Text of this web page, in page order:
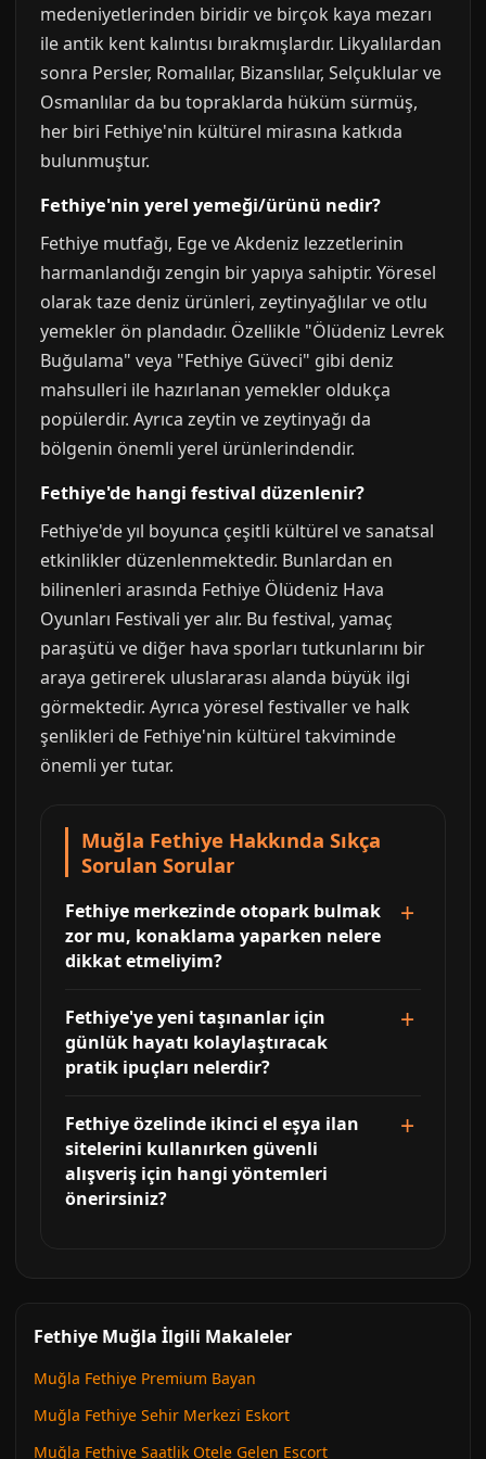
medeniyetlerinden biridir ve birçok kaya mezarı
ile antik kent kalıntısı bırakmışlardır. Likyalılardan
sonra Persler, Romalılar, Bizanslılar, Selçuklular ve
Osmanlılar da bu topraklarda hüküm sürmüş,
her biri Fethiye'nin kültürel mirasına katkıda
bulunmuştur.
Fethiye'nin yerel yemeği/ürünü nedir?
Fethiye mutfağı, Ege ve Akdeniz lezzetlerinin
harmanlandığı zengin bir yapıya sahiptir. Yöresel
olarak taze deniz ürünleri, zeytinyağlılar ve otlu
yemekler ön plandadır. Özellikle "Ölüdeniz Levrek
Buğulama" veya "Fethiye Güveci" gibi deniz
mahsulleri ile hazırlanan yemekler oldukça
popülerdir. Ayrıca zeytin ve zeytinyağı da
bölgenin önemli yerel ürünlerindendir.
Fethiye'de hangi festival düzenlenir?
Fethiye'de yıl boyunca çeşitli kültürel ve sanatsal
etkinlikler düzenlenmektedir. Bunlardan en
bilinenleri arasında Fethiye Ölüdeniz Hava
Oyunları Festivali yer alır. Bu festival, yamaç
paraşütü ve diğer hava sporları tutkunlarını bir
araya getirerek uluslararası alanda büyük ilgi
görmektedir. Ayrıca yöresel festivaller ve halk
şenlikleri de Fethiye'nin kültürel takviminde
önemli yer tutar.
Muğla Fethiye Hakkında Sıkça
Sorulan Sorular
Fethiye merkezinde otopark bulmak
zor mu, konaklama yaparken nelere
dikkat etmeliyim?
Fethiye'ye yeni taşınanlar için
günlük hayatı kolaylaştıracak
pratik ipuçları nelerdir?
Fethiye özelinde ikinci el eşya ilan
sitelerini kullanırken güvenli
alışveriş için hangi yöntemleri
önerirsiniz?
Fethiye Muğla İlgili Makaleler
Muğla Fethiye Premium Bayan
Muğla Fethiye Sehir Merkezi Eskort
Muğla Fethiye Saatlik Otele Gelen Escort